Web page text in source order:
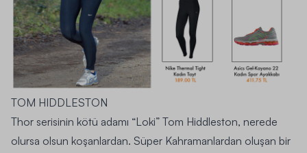
TOM HIDDLESTON
Thor serisinin kötü adamı “Loki” Tom Hiddleston, nerede
olursa olsun koşanlardan. Süper Kahramanlardan oluşan bir